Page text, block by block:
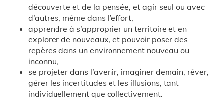
découverte et de la pensée, et agir seul ou avec
d’autres, même dans l’effort,
apprendre à s’approprier un territoire et en
explorer de nouveaux, et pouvoir poser des
repères dans un environnement nouveau ou
inconnu,
se projeter dans l’avenir, imaginer demain, rêver,
gérer les incertitudes et les illusions, tant
individuellement que collectivement.